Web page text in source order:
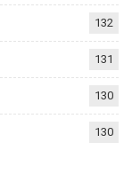
132
131
130
130